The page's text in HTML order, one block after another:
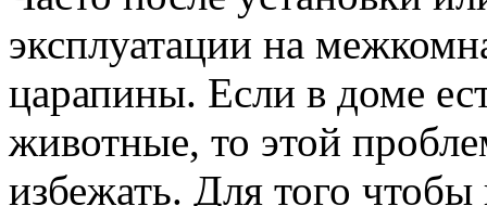
эксплуатации на
царапины. Если в доме
животные, то этой
избежать. Для того